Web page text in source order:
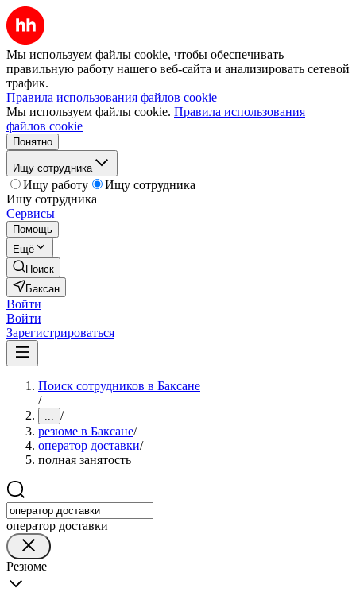
Мы используем файлы cookie, чтобы обеспечивать
правильную работу нашего веб-сайта и анализировать сетевой
трафик.
Правила использования файлов cookie
Мы используем файлы cookie. Правила использования
файлов cookie
Понятно
Ищу сотрудника
Ищу работу
Ищу сотрудника
Ищу сотрудника
Сервисы
Помощь
Ещё
Поиск
Баксан
Войти
Войти
Зарегистрироваться
Поиск сотрудников в Баксане
/
... /
резюме в Баксане/
оператор доставки/
полная занятость
оператор доставки
Резюме